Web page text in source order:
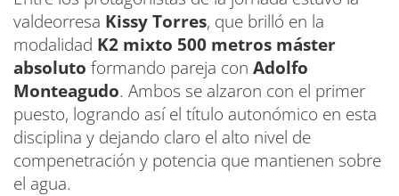
valdeorresa Kissy Torres, que brilló en la
modalidad K2 mixto 500 metros máster
absoluto formando pareja con Adolfo
Monteagudo. Ambos se alzaron con el primer
puesto, logrando así el título autonómico en esta
disciplina y dejando claro el alto nivel de
compenetración y potencia que mantienen sobre
el agua.